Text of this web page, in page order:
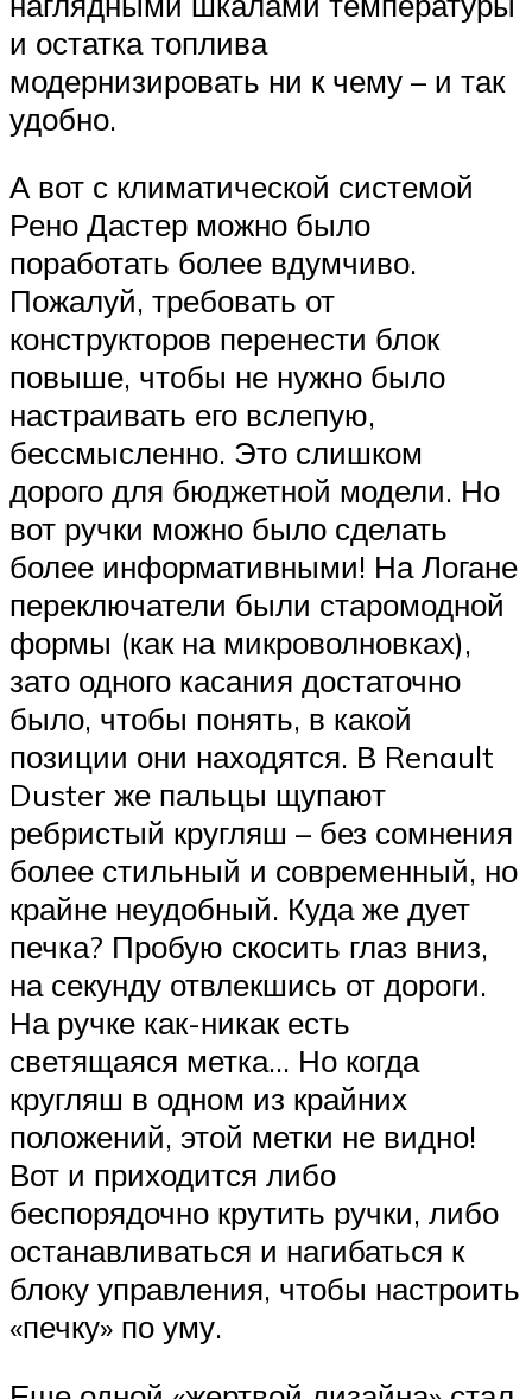
и остатка топлива
модернизировать ни к чему – и так
удобно.
А вот с климатической системой
Рено Дастер можно было
поработать более вдумчиво.
Пожалуй, требовать от
конструкторов перенести блок
повыше, чтобы не нужно было
настраивать его вслепую,
бессмысленно. Это слишком
дорого для бюджетной модели. Но
вот ручки можно было сделать
более информативными! На Логане
переключатели были старомодной
формы (как на микроволновках),
зато одного касания достаточно
было, чтобы понять, в какой
позиции они находятся. В Renault
Duster же пальцы щупают
ребристый кругляш – без сомнения
более стильный и современный, но
крайне неудобный. Куда же дует
печка? Пробую скосить глаз вниз,
на секунду отвлекшись от дороги.
На ручке как-никак есть
светящаяся метка… Но когда
кругляш в одном из крайних
положений, этой метки не видно!
Вот и приходится либо
беспорядочно крутить ручки, либо
останавливаться и нагибаться к
блоку управления, чтобы настроить
«печку» по уму.